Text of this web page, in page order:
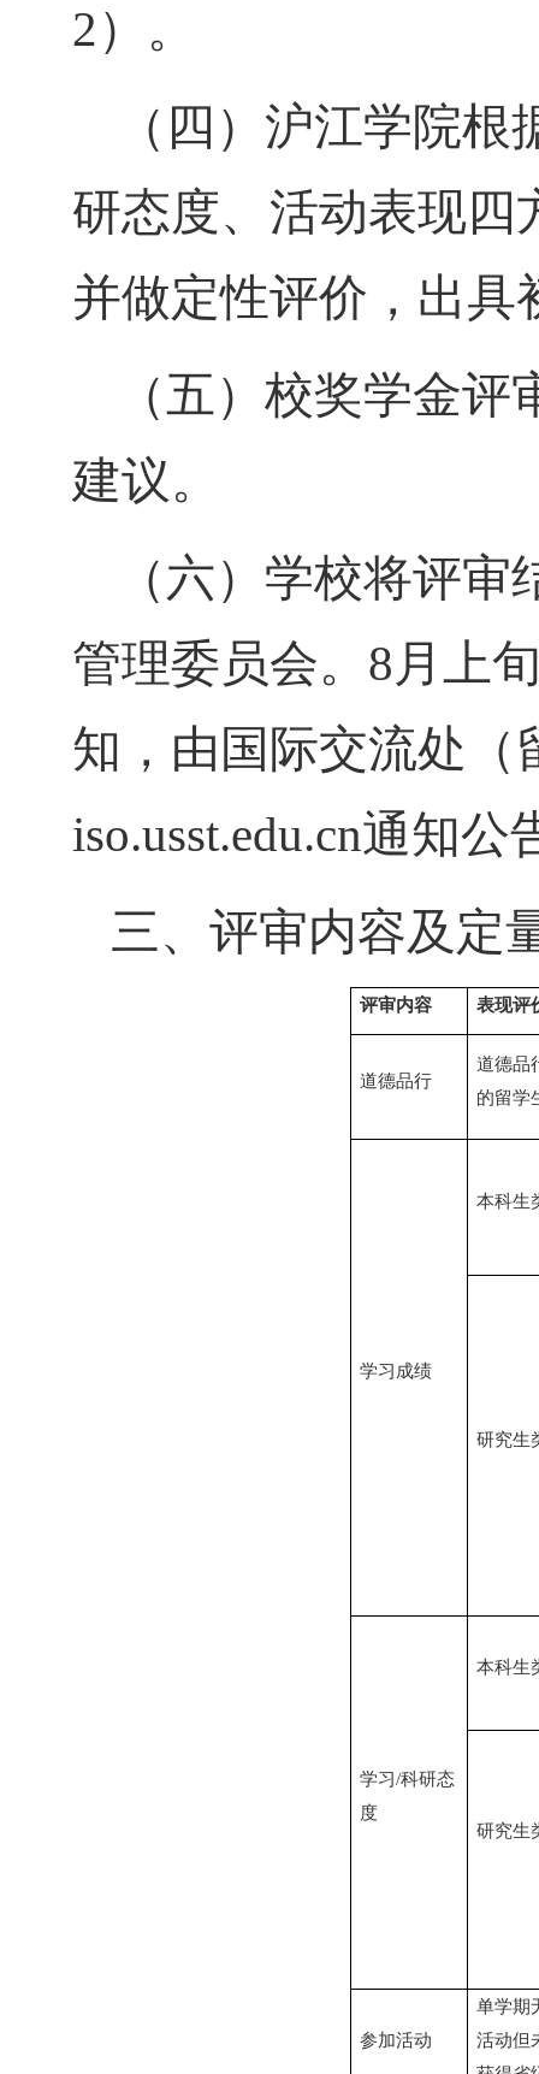
2）。
（四）沪江学院
研态度、活动表现四
并做定性评价，出具
（五）校奖学金
建议。
（六）学校将评
管理委员会。 8月 上
知，由国际交流处（
iso.usst.edu.cn通知公
三、 评审内容及定
评审内容 表现评
道德品行
道德品
的留学
学习成绩
本科生
研究生
学习/科研态
度
本科生
研究生
参加活动
单学期
活动但